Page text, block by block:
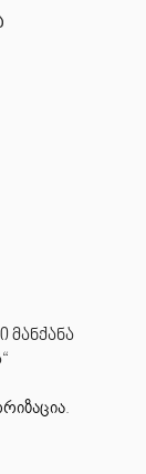
მანქანა
.